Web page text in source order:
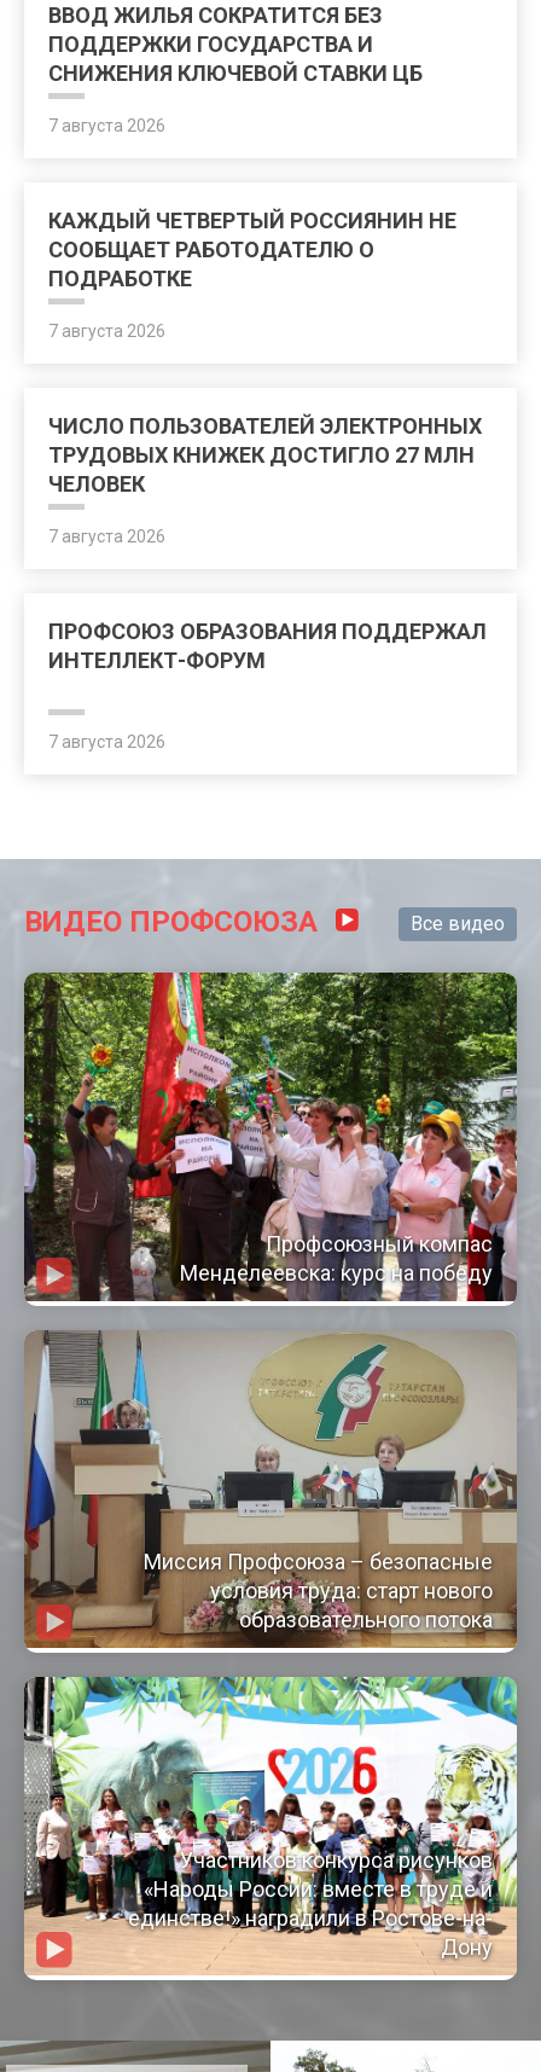
ВВОД ЖИЛЬЯ СОКРАТИТСЯ БЕЗ
ПОДДЕРЖКИ ГОСУДАРСТВА И
СНИЖЕНИЯ КЛЮЧЕВОЙ СТАВКИ ЦБ
7 августа 2026
КАЖДЫЙ ЧЕТВЕРТЫЙ РОССИЯНИН НЕ
СООБЩАЕТ РАБОТОДАТЕЛЮ О
ПОДРАБОТКЕ
7 августа 2026
ЧИСЛО ПОЛЬЗОВАТЕЛЕЙ ЭЛЕКТРОННЫХ
ТРУДОВЫХ КНИЖЕК ДОСТИГЛО 27 МЛН
ЧЕЛОВЕК
7 августа 2026
ПРОФСОЮЗ ОБРАЗОВАНИЯ ПОДДЕРЖАЛ
ИНТЕЛЛЕКТ-ФОРУМ
7 августа 2026
ВИДЕО ПРОФСОЮЗА Все видео
Профсоюзный компас
Менделеевска: курс на победу
Миссия Профсоюза – безопасные
условия труда: старт нового
образовательного потока
Участников конкурса рисунков
«Народы России: вместе в труде и
единстве!» наградили в Ростове-на-
Дону